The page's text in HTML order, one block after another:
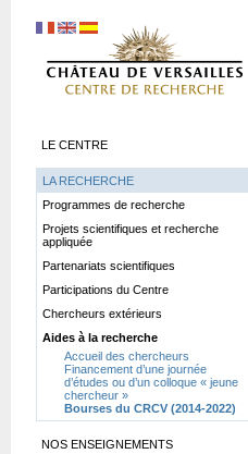
LE CENTRE
LA RECHERCHE
Programmes de recherche
Projets scientifiques et recherche
appliquée
Partenariats scientifiques
Participations du Centre
Chercheurs extérieurs
Aides à la recherche
Accueil des chercheurs
Financement d’une journée
d’études ou d’un colloque « jeune
chercheur »
Bourses du CRCV (2014-2022)
NOS ENSEIGNEMENTS